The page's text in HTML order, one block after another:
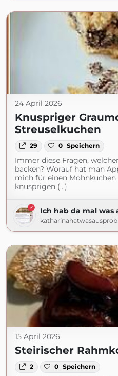
24 April 2026
Knuspriger
Streuselkuchen
29 0 Speichern
Immer diese Fragen,
backen? Worauf hat man
mich für einen Mohnkuchen
knusprigen (...)
Ich hab da mal was
15 April 2026
Steirischer
2 0 Speichern